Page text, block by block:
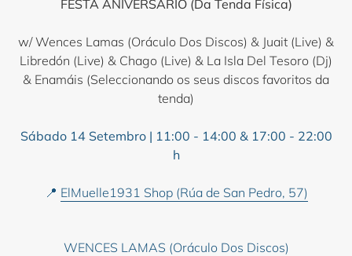
FESTA ANIVERSARIO (Da Tenda Física)
w/ Wences Lamas (Oráculo Dos Discos) & Juait (Live) &
Libredón (Live) & Chago (Live) & La Isla Del Tesoro (Dj)
& Enamáis (Seleccionando os seus discos favoritos da
tenda)
Sábado 14 Setembro | 11:00 - 14:00 & 17:00 - 22:00
h
📍 ElMuelle1931 Shop (Rúa de San Pedro, 57)
WENCES LAMAS (Oráculo Dos Discos)